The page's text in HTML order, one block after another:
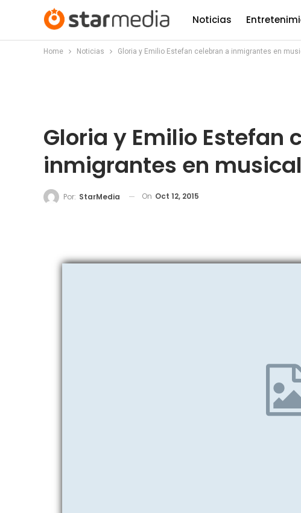
Noticias
Home Noticias Gloria y Emilio Estefan celebran a inmigrantes en
Gloria y Emilio Estefan
inmigrantes en musical
Por: StarMedia On Oct 12, 2015